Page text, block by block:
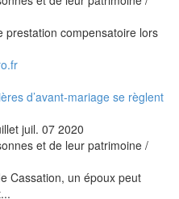
prestation compensatoire lors
d’avant-mariage se règlent
juil. 07 2020
et de leur patrimoine/
Cassation, un époux peut